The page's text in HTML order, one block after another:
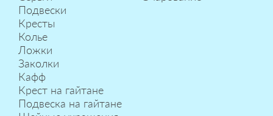
Подвески
Кресты
Колье
Ложки
Заколки
Кафф
Крест на гайтане
Подвеска на гайтане